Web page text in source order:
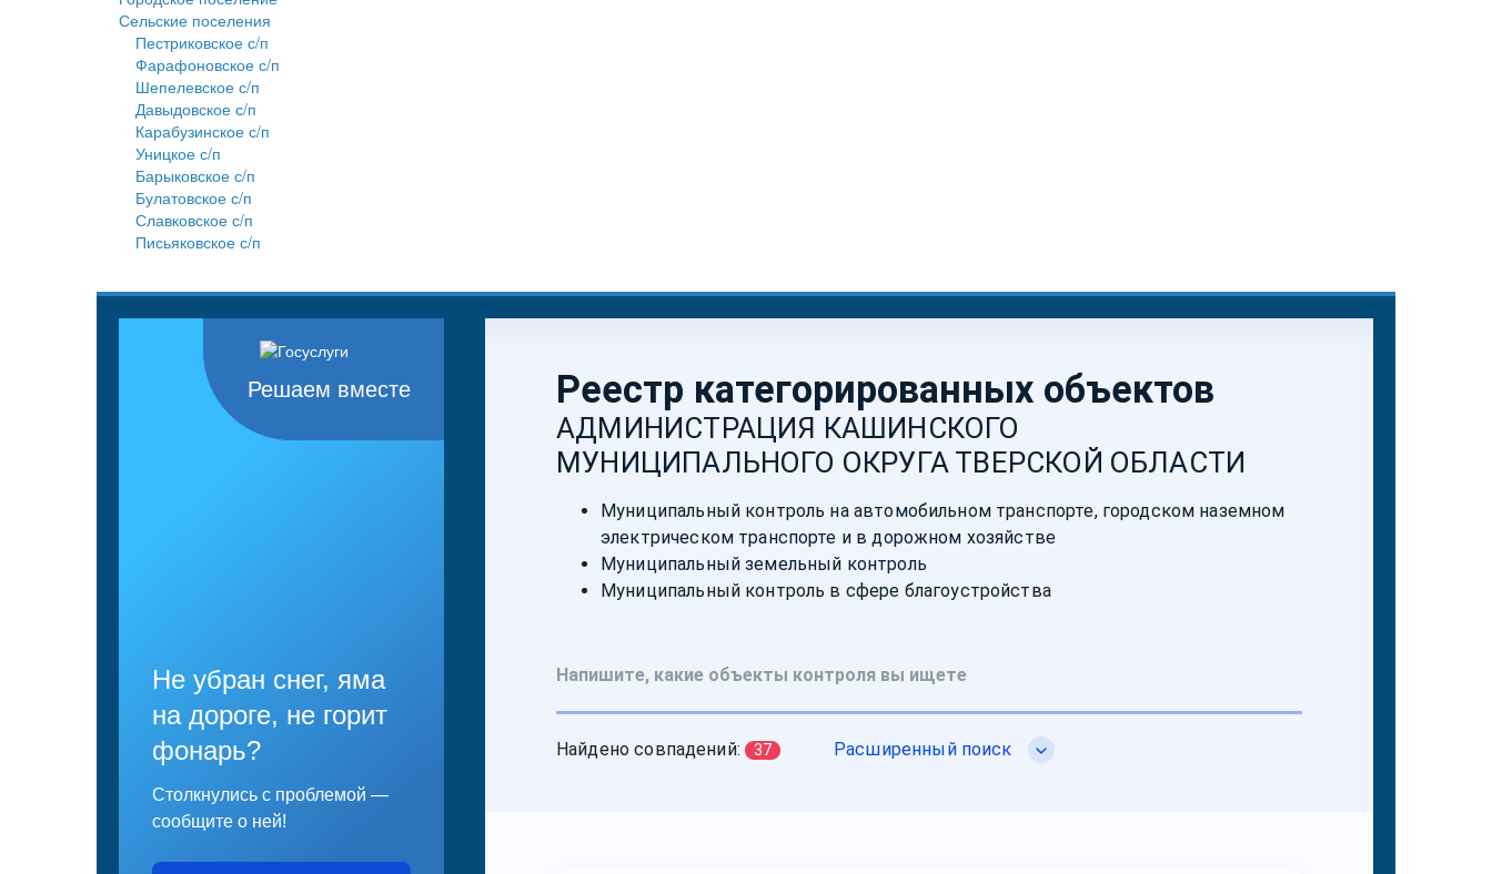
Сельские поселения
Пестриковское с/п
Фарафоновское с/п
Шепелевское с/п
Давыдовское с/п
Карабузинское с/п
Уницкое с/п
Барыковское с/п
Булатовское с/п
Славковское с/п
Письяковское с/п
Решаем вместе
Не убран снег, яма
на дороге, не горит
фонарь?
Столкнулись с проблемой —
сообщите о ней!